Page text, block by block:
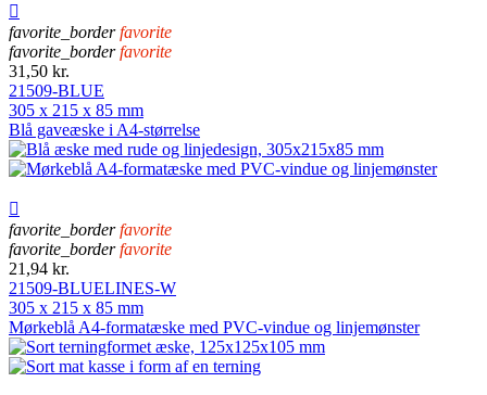

favorite_border favorite
favorite_border favorite
31,50 kr.
21509-BLUE
305 x 215 x 85 mm
Blå gaveæske i A4-størrelse

favorite_border favorite
favorite_border favorite
21,94 kr.
21509-BLUELINES-W
305 x 215 x 85 mm
Mørkeblå A4-formatæske med PVC-vindue og linjemønster